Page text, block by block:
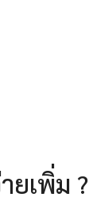
ยเพิ่ม ?